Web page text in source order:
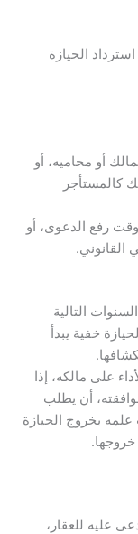
الحيازة
أو محاميه، أو
كالمستأجر
وقت رفع الدعوى، أو
القانوني.
التالية
خفية يبدأ
على مالكه، إذا
أن يطلب
علمه بخروج الحيازة
عليه للعقار،